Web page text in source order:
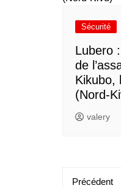
Sécurité
Lubero
de
Kikubo,
(Nord-
valery
Précédent